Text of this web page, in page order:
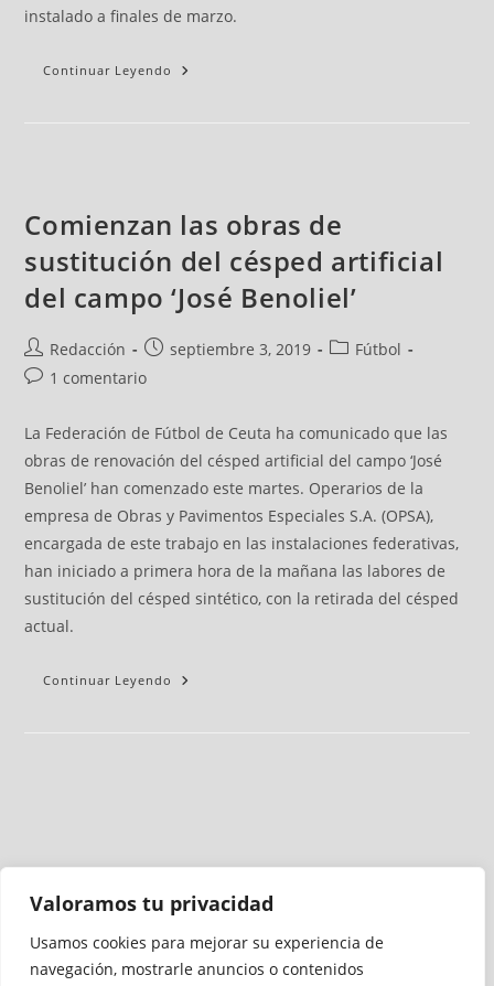
Valoramos tu privacidad
Usamos cookies para mejorar su experiencia de
navegación, mostrarle anuncios o contenidos
instalado a finales de marzo.
Continuar Leyendo
Comienzan las obras de
sustitución del césped artificial
del campo ‘José Benoliel’
Redacción septiembre 3, 2019
Fútbol
1 comentario
La Federación de Fútbol de Ceuta ha comunicado que las
obras de renovación del césped artificial del campo ‘José
Benoliel’ han comenzado este martes. Operarios de la
empresa de Obras y Pavimentos Especiales S.A. (OPSA),
encargada de este trabajo en las instalaciones federativas,
han iniciado a primera hora de la mañana las labores de
sustitución del césped sintético, con la retirada del césped
actual.
Continuar Leyendo
Medio auditado por